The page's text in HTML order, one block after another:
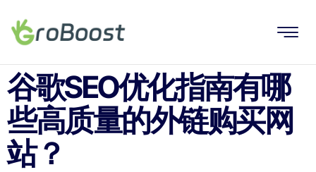
谷歌SEO优化指南有哪
些高质量的外链购买网
站？